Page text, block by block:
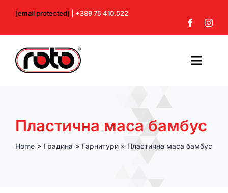
content
[email protected] | +389 75 410.522
За нас
Пластична маса бамбус
Home Градина Гарнитури Пластична маса бамбус